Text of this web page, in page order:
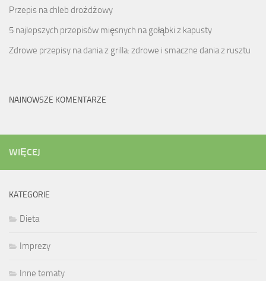
Przepis na chleb drożdżowy
5 najlepszych przepisów mięsnych na gołąbki z kapusty
Zdrowe przepisy na dania z grilla: zdrowe i smaczne dania z rusztu
NAJNOWSZE KOMENTARZE
WIĘCEJ
KATEGORIE
Dieta
Imprezy
Inne tematy